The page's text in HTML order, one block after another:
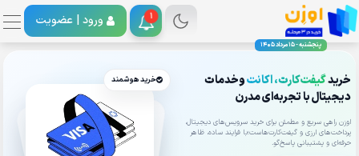
پنجشنبه - 15 مرداد 1405
1 ورود | عضویت
خریدگیفت‌کارت، اکانتوخدمات
دیجیتال با تجربه‌ای مدرن
اوزن راهی سریع و مطمئن برای خرید سرویس‌های دیجیتال،
پرداخت‌های ارزی و گیفت‌کارت‌هاست؛با فرایند ساده، ظاهر
حرفه‌ای و پشتیبانی پاسخ‌گو.
خرید هوشمند